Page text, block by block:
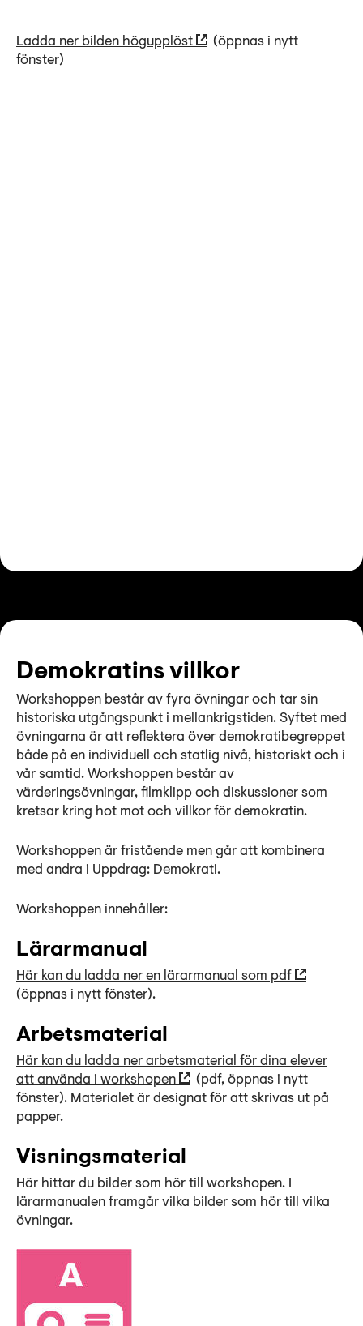
Ladda ner bilden högupplöst
(öppnas i nytt
fönster)
Demokratins villkor
Workshoppen består av fyra övningar och tar sin
historiska utgångspunkt i mellankrigstiden. Syftet med
övningarna är att reflektera över demokratibegreppet
både på en individuell och statlig nivå, historiskt och i
vår samtid. Workshoppen består av
värderingsövningar, filmklipp och diskussioner som
kretsar kring hot mot och villkor för demokratin.
Workshoppen är fristående men går att kombinera
med andra i Uppdrag: Demokrati.
Workshoppen innehåller:
Lärarmanual
Här kan du ladda ner en lärarmanual som pdf
(öppnas i nytt fönster).
Arbetsmaterial
Här kan du ladda ner arbetsmaterial för dina elever
att använda i workshopen
(pdf, öppnas i nytt
fönster). Materialet är designat för att skrivas ut på
papper.
Visningsmaterial
Här hittar du bilder som hör till workshopen. I
lärarmanualen framgår vilka bilder som hör till vilka
övningar.